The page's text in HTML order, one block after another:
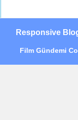
Responsive
Film Gündemi